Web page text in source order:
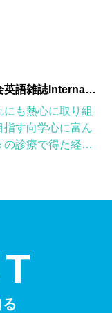
森岳雄助教の症例報告が日本内科学会英語雑誌Internal Medicineに掲載されました
も熱心に取り組
す向学心に富ん
診療で得た経験